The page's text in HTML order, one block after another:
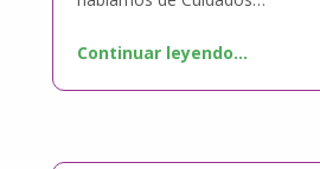
Continuar leyendo…